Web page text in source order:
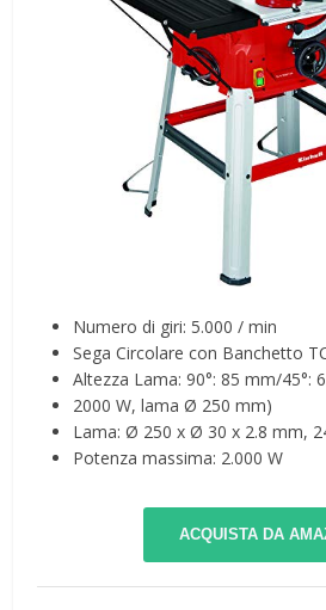
Numero di giri: 5.000 / min
Sega Circolare con Banchetto
Altezza Lama: 90°: 85 mm/45°:
2000 W, lama Ø 250 mm)
Lama: Ø 250 x Ø 30 x 2.8 mm,
Potenza massima: 2.000 W
ACQUISTA DA